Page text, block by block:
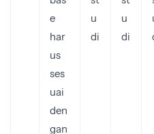
e
har
us
ses
uai
den
gan
u
di
u
di